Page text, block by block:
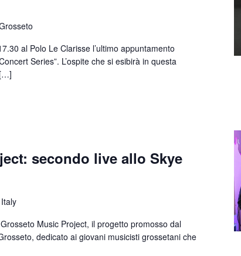
al Polo Le Clarisse l’ultimo appuntamento
Series”. L’ospite che si esibirà in questa
secondo live allo Skye
Music Project, il progetto promosso dal
dedicato ai giovani musicisti grossetani che